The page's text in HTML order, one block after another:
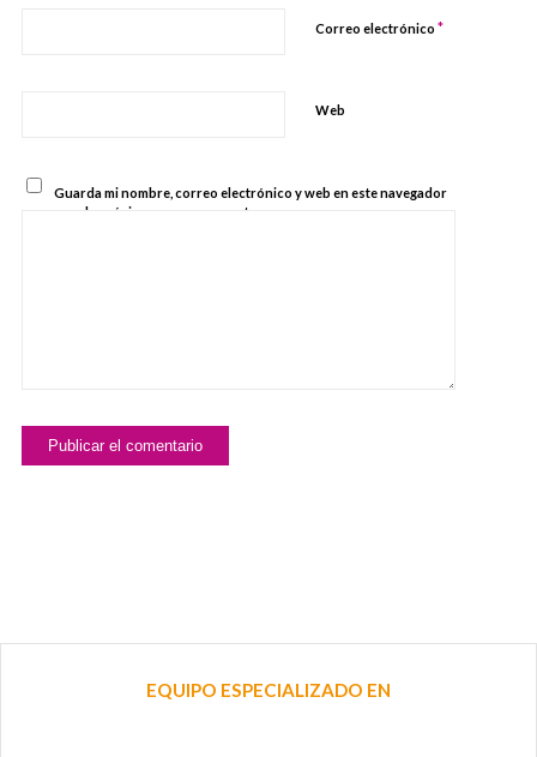
Correo electrónico *
Web
Guarda mi nombre, correo electrónico y web en este navegador
para la próxima vez que comente.
EQUIPO ESPECIALIZADO EN